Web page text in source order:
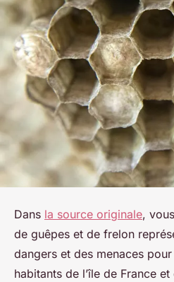
Dans la source originale,
de guêpes et de frelon
dangers et des menaces
habitants de l’île de France